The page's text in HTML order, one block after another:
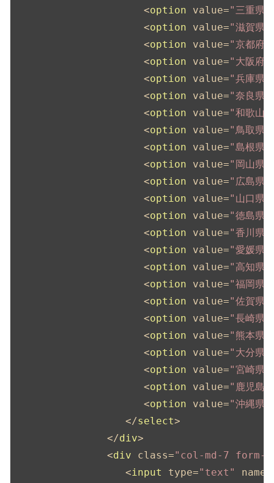
<option value="三重県"
<option value="滋賀県"
<option value="京都府"
<option value="大阪府"
<option value="兵庫県"
<option value="奈良県"
<option value="和歌山
<option value="鳥取県"
<option value="島根県"
<option value="岡山県"
<option value="広島県"
<option value="山口県"
<option value="徳島県"
<option value="香川県"
<option value="愛媛県"
<option value="高知県"
<option value="福岡県"
<option value="佐賀県"
<option value="長崎県"
<option value="熊本県"
<option value="大分県"
<option value="宮崎県"
<option value="鹿児島
<option value="沖縄県"
</select>
</div>
<div class="col-md-7 form-
<input type="text" name